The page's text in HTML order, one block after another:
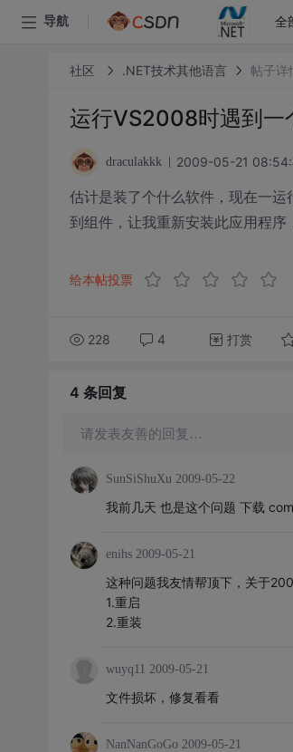
导航 全
社区 .NET技术其他语言 帖子详
运行VS2008时遇到一
draculakkk 2009-05-21
估计是装了个什么软件，现在一
到组件，让我重新安装此应用程
给本帖投票
228 4 打赏
4 条回复
请发表友善的回复…
SunSiShuXu 2009-05-22
我前几天 也是这个问题 下载
enihs 2009-05-21
这种问题我友情帮顶下，关于
1.重启
2.重装
wuyq11 2009-05-21
文件损坏，修复看看
NanNanGoGo 2009-05-21